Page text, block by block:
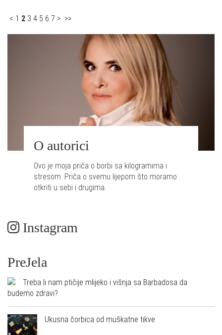
< 1 2 3 4 5 6 7 > >>
O autorici
Ovo je moja priča o borbi sa kilogramima i
stresom. Priča o svemu lijepom što moramo
otkriti u sebi i drugima.
Instagram
PreJela
Treba li nam ptičije mlijeko i višnja sa Barbadosa da
budemo zdravi?
Ukusna čorbica od muškatne tikve